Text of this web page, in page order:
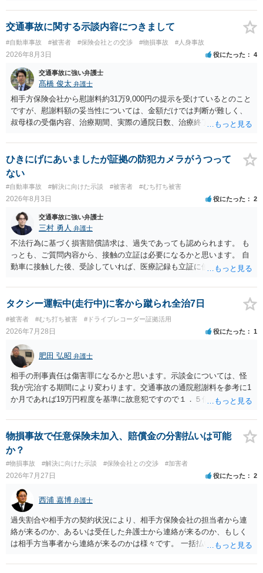
交通事故に関する示談内容につきまして
#自動車事故 #被害者 #保険会社との交渉 #物損事故 #人身事故
2026年8月3日 役にたった 4
交通事故に強い弁護士
髙橋 俊太 弁護士
相手方保険会社から慰謝料約31万9,000円の提示を受けているとのこと
ですが、慰謝料額の妥当性については、金額だけでは判断が難しく、
叔母様の受傷内容、治療期間、実際の通院日数、治療終了の経緯、後
確認する必要があります。保険会社から提示される慰謝料額について
は、弁護士が介入することにより増額を検討できる場合がありますの
で、以下の資料・情報を準備した上で、弁護士に個別に相談すること
をお勧めいたします。 ・相手方保険会社から届いている示談金額の提
示書類 ・叔母様の診断名、けがの内容 ・治療開始日及び治療終了日
・入院の有無、通院回数 ・現在も症状が残っているか ・叔母様ご本人
やご家族等が加入している保険に、今回の事故で利用できる弁護士費
用特約が付帯しているか なお、被害者は叔母様ご本人となりますの
で、弁護士が受任する場合には、叔母様ご本人の依頼意思等を確認す
る必要があります。日本語での十分な意思疎通が難しいとのことです
ので、そのあたりのご事情も踏まえて、依頼意思の確認方法等を検討
ひきにげにあいましたが証拠の防犯カメラがうつって
ない
#自動車事故 #解決に向けた示談 #被害者 #むち打ち被害
2026年8月3日 役にたった 2
交通事故に強い弁護士
三村 勇人 弁護士
不法行為に基づく損害賠償請求は、過失であっても認められます。 も
っとも、ご質問内容から、接触の立証は必要になるかと思います。 自
動車に接触した後、受診していれば、医療記録も立証に使えるかと思
士にご相談ください。
タクシー運転中(走行中)に客から蹴られ全治7日
#被害者 #むち打ち被害 #ドライブレコーダー証拠活用
2026年7月28日 役にたった 1
肥田 弘昭 弁護士
相手の刑事責任は傷害罪になるかと思います。示談金については、怪
我が完治する期間により変わります。交通事故の通院慰謝料を参考に1
か月であれば19万円程度を基準に故意犯ですので１．５倍か2倍程度す
上がるかと思います。ご参考にしてください。
物損事故で任意保険未加入、賠償金の分割払いは可能
か？
#物損事故 #解決に向けた示談 #保険会社との交渉 #加害者
2026年7月27日 役にたった 2
西浦 嘉博 弁護士
過失割合や相手方の契約状況により、相手方保険会社の担当者から連
絡が来るのか、あるいは受任した弁護士から連絡が来るのか、もしく
は相手方当事者から連絡が来るのかは様々です。 一括払いや分割払い
金の支払いにつき、分割払いに合意すれば、和解は可能です。 他方で